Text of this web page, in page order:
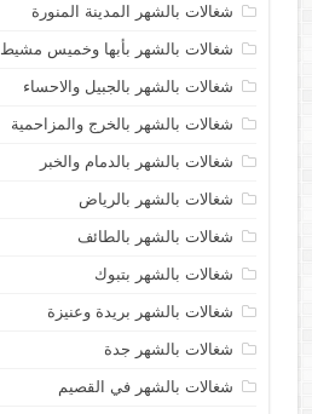
شغالات بالشهر المدينة المنورة
شغالات بالشهر بأبها وخميس مشيط
شغالات بالشهر بالجبيل والاحساء
شغالات بالشهر بالخرج والمزاحمية
شغالات بالشهر بالدمام والخبر
شغالات بالشهر بالرياض
شغالات بالشهر بالطائف
شغالات بالشهر بتبوك
شغالات بالشهر بريدة وعنيزة
شغالات بالشهر جدة
شغالات بالشهر في القصيم